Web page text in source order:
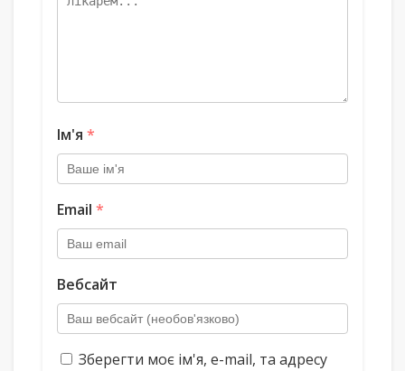
Ім'я *
Email *
Вебсайт
Зберегти моє ім'я, e-mail, та адресу